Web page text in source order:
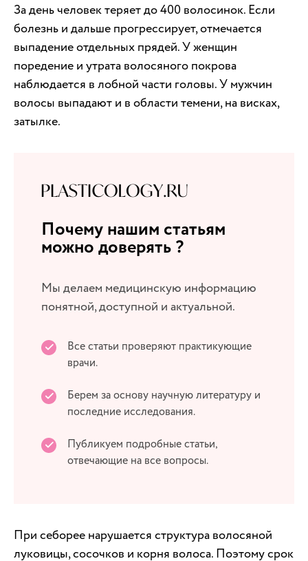
За день человек теряет до 400 волосинок. Если
болезнь и дальше прогрессирует, отмечается
выпадение отдельных прядей. У женщин
поредение и утрата волосяного покрова
наблюдается в лобной части головы. У мужчин
волосы выпадают и в области темени, на висках,
затылке.
Почему нашим статьям
можно доверять ?
Мы делаем медицинскую информацию
понятной, доступной и актуальной.
Все статьи проверяют практикующие
врачи.
Берем за основу научную литературу и
последние исследования.
Публикуем подробные статьи,
отвечающие на все вопросы.
При себорее нарушается структура волосяной
луковицы, сосочков и корня волоса. Поэтому срок